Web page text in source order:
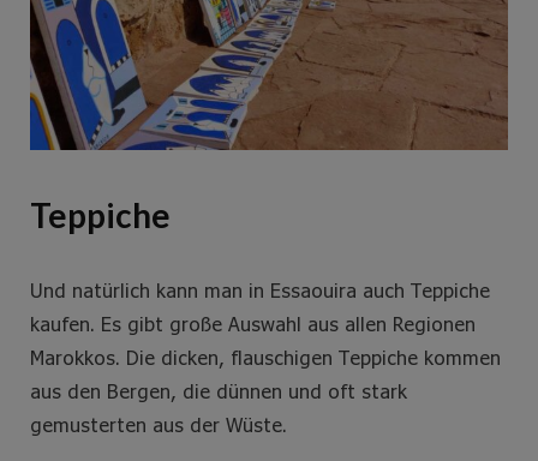
Teppiche
Und natürlich kann man in Essaouira auch Teppiche
kaufen. Es gibt große Auswahl aus allen Regionen
Marokkos. Die dicken, flauschigen Teppiche kommen
aus den Bergen, die dünnen und oft stark
gemusterten aus der Wüste.